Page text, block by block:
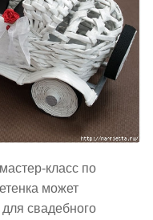
класс по
может
свадебного